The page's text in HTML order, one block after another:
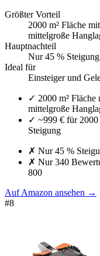
Größter Vorteil
2000 m² Fläche
mittelgroße
Hauptnachteil
Nur 45 %
Ideal für
Einsteiger und
✓ 2000 m²
mittelgroße
✓ ~999 € für 2000
Steigung
✗ Nur 45 %
✗ Nur 340
800
Auf Amazon ansehen →
#8